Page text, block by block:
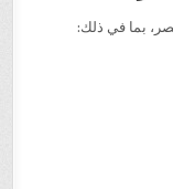
بما في ذلك: